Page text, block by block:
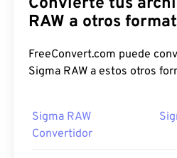
RAW a otros
FreeConvert.com puede
Sigma RAW a estos otros
Sigma RAW
Convertidor